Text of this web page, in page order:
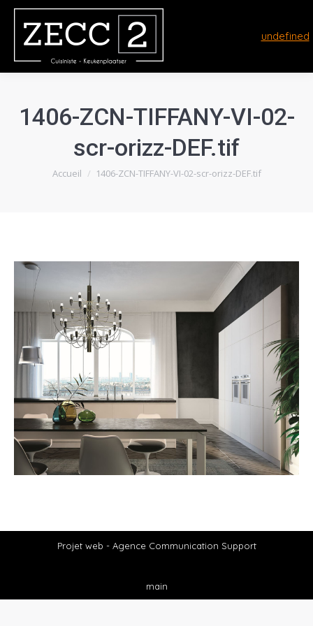
undefined
1406-ZCN-TIFFANY-VI-02-
scr-orizz-DEF.tif
Vous êtes ici :
Accueil 1406-ZCN-TIFFANY-VI-02-scr-orizz-DEF.tif
Projet web - Agence Communication Support
main